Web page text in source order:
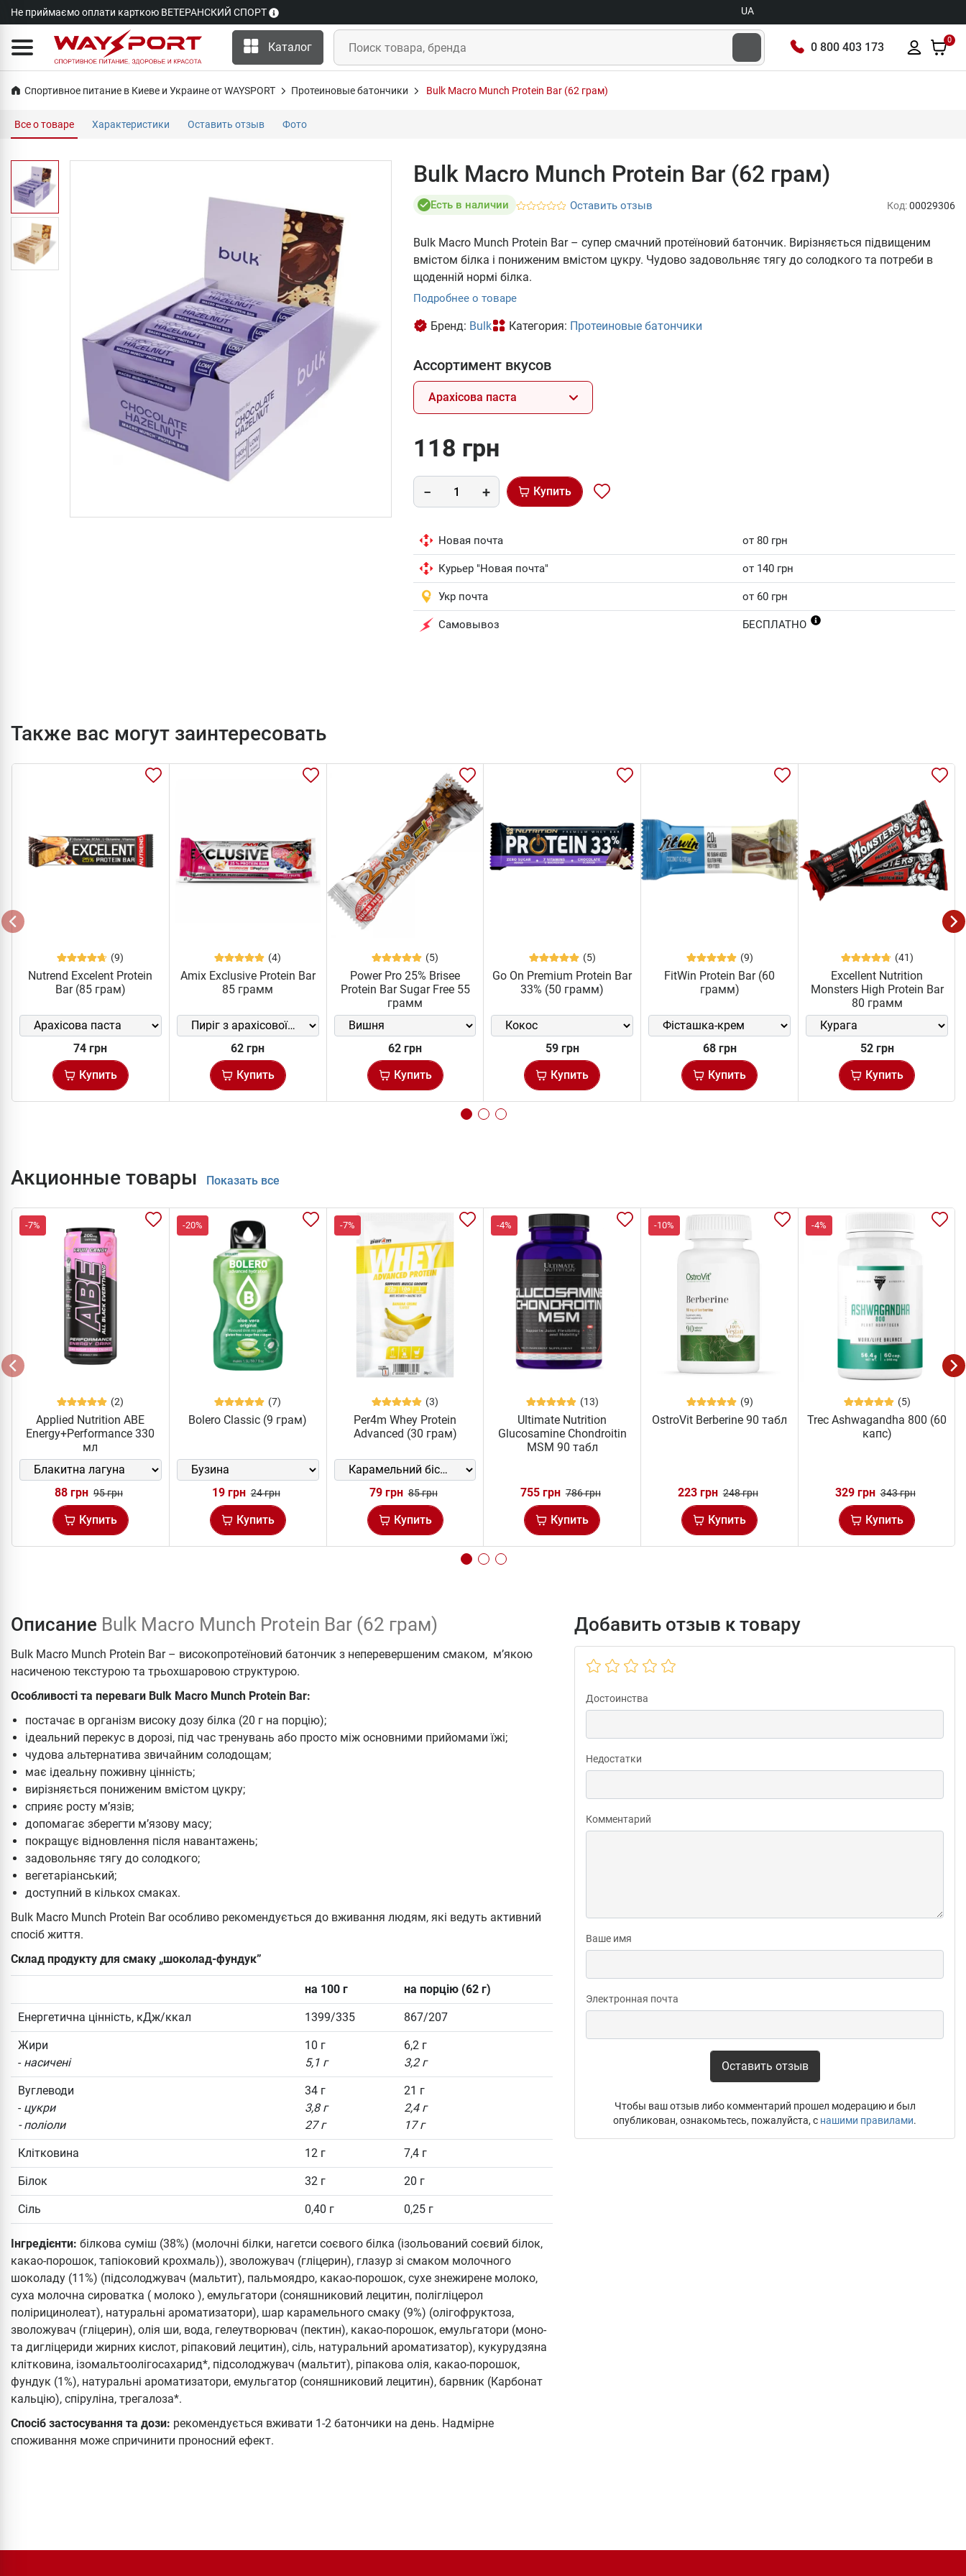
Не приймаємо оплати карткою ВЕТЕРАНСКИЙ СПОРТ UA
Каталог 0 800 403 173
0
Спортивное питание в Киеве и Украине от WAYSPORT Протеиновые батончики Bulk Macro Munch Protein Bar (62 грам)
Все о товаре Характеристики Оставить отзыв Фото
Bulk Macro Munch Protein Bar (62 грам)
Есть в наличии Оставить отзыв Код:00029306
Bulk Macro Munch Protein Bar – супер смачний протеїновий батончик. Вирізняється підвищеним
вмістом білка і пониженим вмістом цукру. Чудово задовольняє тягу до солодкого та потреби в
щоденній нормі білка.
Подробнее о товаре
Бренд: Bulk Категория: Протеиновые батончики
Ассортимент вкусов
Арахісова паста
118 грн
Купить
Новая почта от 80 грн
Курьер "Новая почта" от 140 грн
Укр почта от 60 грн
Самовывоз БЕСПЛАТНО
Также вас могут заинтересовать
(9)
Nutrend Excelent Protein
Bar (85 грам)
74 грн
Купить
(4)
Amix Exclusive Protein Bar
85 грамм
62 грн
Купить
(5)
Power Pro 25% Brisee
Protein Bar Sugar Free 55
грамм
62 грн
Купить
(5)
Go On Premium Protein Bar
33% (50 грамм)
59 грн
Купить
(9)
FitWin Protein Bar (60
грамм)
68 грн
Купить
(41)
Excellent Nutrition
Monsters High Protein Bar
80 грамм
52 грн
Купить
Акционные товары Показать все
-7%
(2)
Applied Nutrition ABE
Energy+Performance 330
мл
88 грн 95 грн
Купить
-20%
(7)
Bolero Classic (9 грам)
19 грн 24 грн
Купить
-7%
(3)
Per4m Whey Protein
Advanced (30 грам)
79 грн 85 грн
Купить
-4%
(13)
Ultimate Nutrition
Glucosamine Chondroitin
MSM 90 табл
755 грн 786 грн
Купить
-10%
(9)
OstroVit Berberine 90 табл
223 грн 248 грн
Купить
-4%
(5)
Trec Ashwagandha 800 (60
капс)
329 грн 343 грн
Купить
Описание Bulk Macro Munch Protein Bar (62 грам)
Bulk Macro Munch Protein Bar – високопротеїновий батончик з неперевершеним смаком, м’якою
насиченою текстурою та трьохшаровою структурою.
Особливості та переваги Bulk Macro Munch Protein Bar:
постачає в організм високу дозу білка (20 г на порцію);
ідеальний перекус в дорозі, під час тренувань або просто між основними прийомами їжі;
чудова альтернатива звичайним солодощам;
має ідеальну поживну цінність;
вирізняється пониженим вмістом цукру;
сприяє росту м’язів;
допомагає зберегти м’язову масу;
покращує відновлення після навантажень;
задовольняє тягу до солодкого;
вегетаріанський;
доступний в кількох смаках.
Bulk Macro Munch Protein Bar особливо рекомендується до вживання людям, які ведуть активний
спосіб життя.
Склад продукту для смаку „шоколад-фундук”
на 100 г на порцію (62 г)
Енергетична цінність, кДж/ккал 1399/335 867/207
Жири
- насичені
10 г
5,1 г
6,2 г
3,2 г
Вуглеводи
-цукри
- поліоли
34 г
3,8 г
27 г
21 г
2,4 г
17 г
Клітковина 12 г 7,4 г
Білок 32 г 20 г
Сіль 0,40 г 0,25 г
Інгредієнти: білкова суміш (38%) (молочні білки, нагетси соєвого білка (ізольований соєвий білок,
какао-порошок, тапіоковий крохмаль)), зволожувач (гліцерин), глазур зі смаком молочного
шоколаду (11%) (підсолоджувач (мальтит), пальмоядро, какао-порошок, сухе знежирене молоко,
суха молочна сироватка ( молоко ), емульгатори (соняшниковий лецитин, полігліцерол
полірицинолеат), натуральні ароматизатори), шар карамельного смаку (9%) (олігофруктоза,
зволожувач (гліцерин), олія ши, вода, гелеутворювач (пектин), какао-порошок, емульгатори (моно-
та дигліцериди жирних кислот, ріпаковий лецитин), сіль, натуральний ароматизатор), кукурудзяна
клітковина, ізомальтоолігосахарид*, підсолоджувач (мальтит), ріпакова олія, какао-порошок,
фундук (1%), натуральні ароматизатори, емульгатор (соняшниковий лецитин), барвник (Карбонат
кальцію), спіруліна, трегалоза*.
Спосіб застосування та дози: рекомендується вживати 1-2 батончики на день. Надмірне
споживання може спричинити проносний ефект.
Добавить отзыв к товару
Достоинства
Недостатки
Комментарий
Ваше имя
Электронная почта
Оставить отзыв
Чтобы ваш отзыв либо комментарий прошел модерацию и был
опубликован, ознакомьтесь, пожалуйста, с нашими правилами.